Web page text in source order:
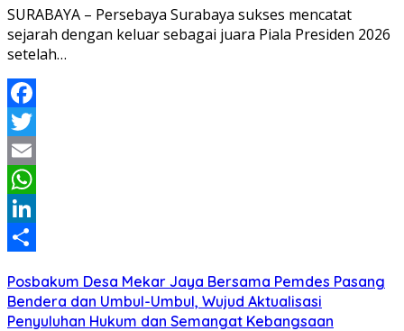
SURABAYA – Persebaya Surabaya sukses mencatat
sejarah dengan keluar sebagai juara Piala Presiden 2026
setelah…
Facebook
Twitter
Email
WhatsApp
LinkedIn
Posbakum Desa Mekar Jaya Bersama Pemdes Pasang
Bendera dan Umbul-Umbul, Wujud Aktualisasi
Penyuluhan Hukum dan Semangat Kebangsaan